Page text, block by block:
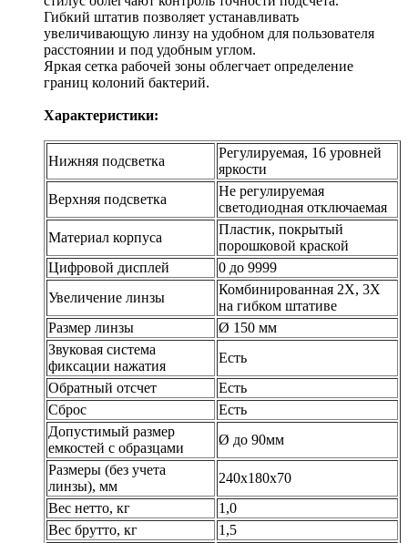
Гибкий штатив позволяет устанавливать
увеличивающую линзу на удобном для пользователя
расстоянии и под удобным углом.
Яркая сетка рабочей зоны облегчает определение
границ колоний бактерий.
Характеристики:
Нижняя подсветка
Регулируемая, 16 уровней
яркости
Верхняя подсветка
Не регулируемая
светодиодная отключаемая
Материал корпуса
Пластик, покрытый
порошковой краской
Цифровой дисплей
0 до 9999
Увеличение линзы
Комбинированная 2Х, 3Х
на гибком штативе
Размер линзы
Ø 150 мм
Звуковая система
фиксации нажатия
Есть
Обратный отсчет
Есть
Сброс
Есть
Допустимый размер
емкостей с образцами
Ø до 90мм
Размеры (без учета
линзы), мм
240x180x70
Вес нетто, кг
1,0
Вес брутто, кг
1,5